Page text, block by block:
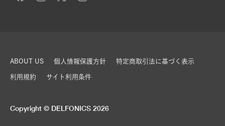
ABOUT US 個人情報保護方針 特定商取引法に基づく表示
利用規約 サイト利用条件
Copyright © DELFONICS 2026